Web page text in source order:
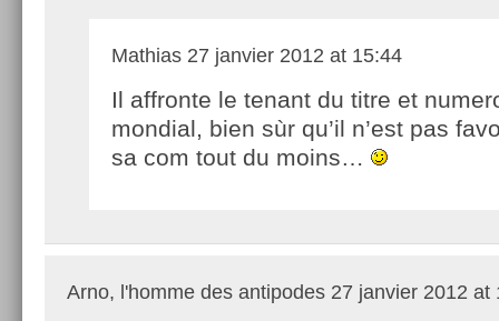
Mathias 27 janvier 2012 at 15:44
Il affronte le tenant du titre et
mondial, bien sùr qu’il n’est pas
sa com tout du moins…
Arno, l'homme des antipodes 27 janvier 2012 at